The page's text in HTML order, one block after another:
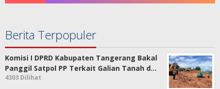
Berita Terpopuler
Komisi I DPRD Kabupaten Tangerang Bakal
Panggil Satpol PP Terkait Galian Tanah d…
4303 Dilihat